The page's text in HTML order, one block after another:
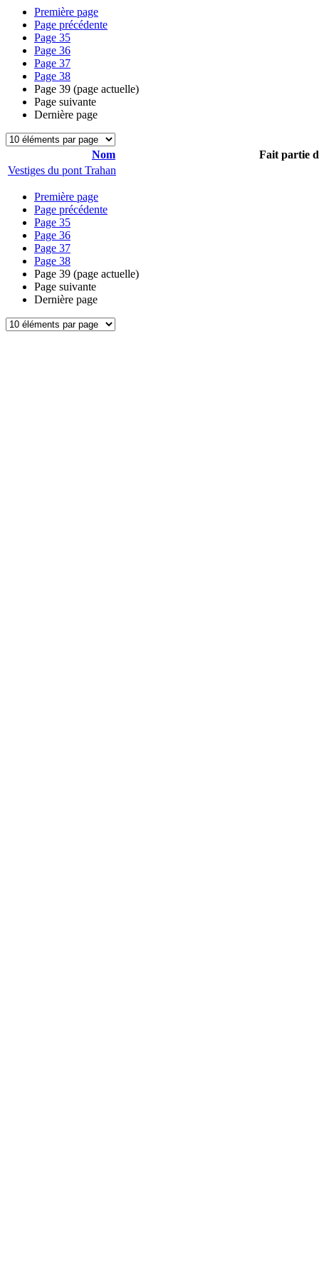
Première page
Page précédente
Page 35
Page 36
Page 37
Page 38
Page 39 (page actuelle)
Page suivante
Dernière page
Nom
Fait partie
Vestiges du pont Trahan
Première page
Page précédente
Page 35
Page 36
Page 37
Page 38
Page 39 (page actuelle)
Page suivante
Dernière page